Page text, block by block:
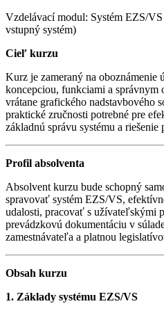
Breadcrumb
Vzdelávací modul: Systém EZS/
vstupný systém)
Cieľ kurzu
Kurz je zameraný na oboznámenie
koncepciou, funkciami a správnym
vrátane grafického nadstavbového
praktické zručnosti potrebné pre
základnú správu systému a
Profil absolventa
Absolvent kurzu bude schopný
spravovať systém EZS/VS,
udalosti, pracovať s užívateľskými
prevádzkovú dokumentáciu v
zamestnávateľa a platnou
Obsah kurzu
1. Základy systému EZS/VS